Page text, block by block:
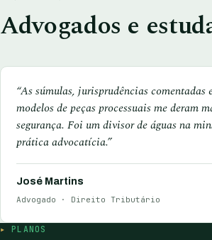
Advogados e
“As súmulas, jurisprudências comentadas
modelos de peças processuais me deram
segurança. Foi um divisor de águas na
prática advocatícia.”
José Martins
Advogado · Direito Tributário
PLANOS